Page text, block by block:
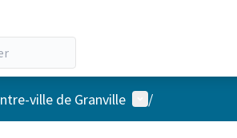
ville de Granville Menu utilisateur
/